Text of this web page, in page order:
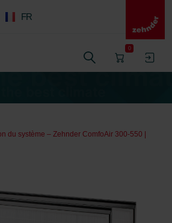
FR
0
du système – Zehnder ComfoAir 300-550 |